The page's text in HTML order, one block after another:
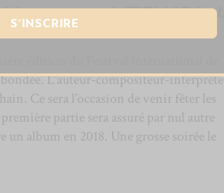
au MTELUS le 4
L’auteur-compositeur-interprète
Ce sera l’occasion de venir fêter les
partie sera assuré par nul autre
un album en 2018. Une grosse soirée le